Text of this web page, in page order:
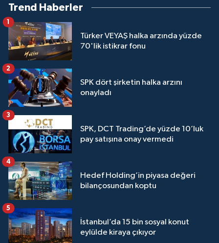
Trend Haberler
Türker VEYAŞ halka arzında yüzde
70'lik istikrar fonu
1
SPK dört şirketin halka arzını
onayladı
2
SPK, DCT Trading’de yüzde 10’luk
pay satışına onay vermedi
3
Hedef Holding’in piyasa değeri
bilançosundan koptu
4
İstanbul’da 15 bin sosyal konut
eylülde kiraya çıkıyor
5